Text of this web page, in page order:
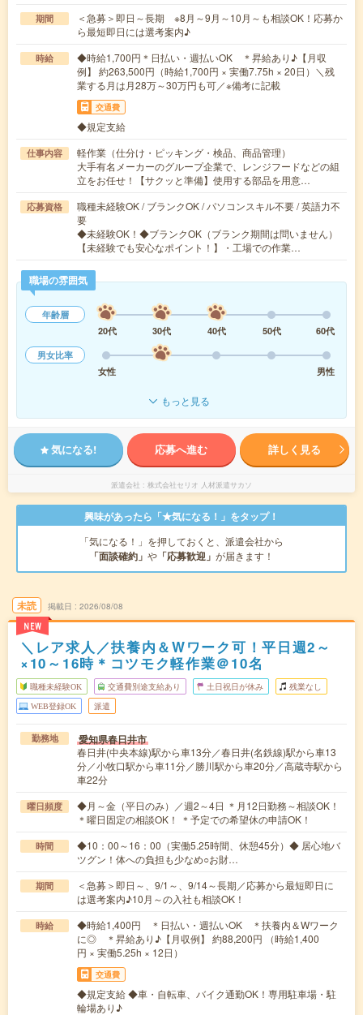
期間
＜急募＞即日～長期 ※8月～9月～10月～も相談OK！応募か
ら最短即日には選考案内♪
時給
◆時給1,700円＊日払い・週払いOK ＊昇給あり♪【月収
例】 約263,500円（時給1,700円 × 実働7.75h × 20日）＼残
業する月は月28万～30万円も可／※備考に記載
交通費
◆規定支給
仕事内容
軽作業（仕分け・ピッキング・検品、商品管理）
大手有名メーカーのグループ企業で、レンジフードなどの組
立をお任せ！【サクッと準備】使用する部品を用意…
応募資格
職種未経験OK / ブランクOK / パソコンスキル不要 / 英語力不
要
◆未経験OK！◆ブランクOK（ブランク期間は問いません）
【未経験でも安心なポイント！】・工場での作業…
職場の雰囲気
年齢層
20代
30代 40代 50代
60代
男女比率
女性
男性
もっと見る
気になる! 応募へ進む 詳しく見る
派遣会社 株式会社セリオ 人材派遣サカソ
興味があったら「★気になる！」をタップ！
「気になる！」を押しておくと、派遣会社から
「面談確約」 や 「応募歓迎」 が届きます！
未読
NEW
掲載日 2026/08/08
＼レア求人／扶養内＆Wワーク可！平日週2～
×10～16時＊コツモク軽作業＠10名
職種未経験OK 交通費別途支給あり 土日祝日が休み 残業なし
WEB登録OK 派遣
勤務地 愛知県春日井市
春日井(中央本線)駅から車13分／春日井(名鉄線)駅から車13
分／小牧口駅から車11分／勝川駅から車20分／高蔵寺駅から
車22分
曜日頻度
◆月～金（平日のみ）／週2～4日 ＊月12日勤務～相談OK！
＊曜日固定の相談OK！ ＊予定での希望休の申請OK！
時間
◆10：00～16：00（実働5.25時間、休憩45分）◆ 居心地バ
ツグン！体への負担も少なめ○お財…
期間
＜急募＞即日～、9/1～、9/14～長期／応募から最短即日に
は選考案内♪10月～の入社も相談OK！
時給
◆時給1,400円 ＊日払い・週払いOK ＊扶養内＆Wワーク
に◎ ＊昇給あり♪【月収例】 約88,200円 （時給1,400
円 × 実働5.25h × 12日）
交通費
◆規定支給 ◆車・自転車、バイク通勤OK！専用駐車場・駐
輪場あり♪